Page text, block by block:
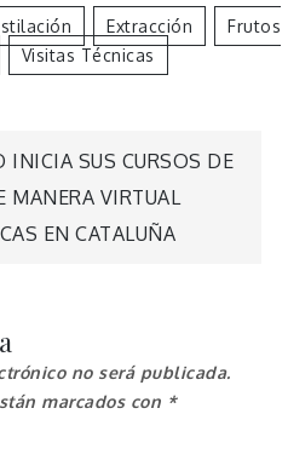
Extracción
Frutos
Visitas Técnicas
INICIA SUS CURSOS DE
MANERA VIRTUAL
EN CATALUÑA
no será publicada.
marcados con *